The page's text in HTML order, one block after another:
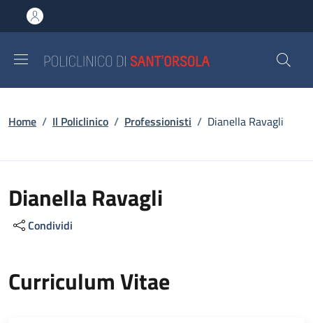
al contenuto principale
to footer content
Briciole di pane
Home / Il Policlinico / Professionisti / Dianella Ravagli
Dianella Ravagli
Condividi
Curriculum Vitae